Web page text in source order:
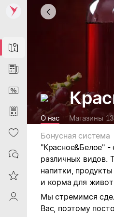
Map
News
DiscountCard
Purchases
Heart
Contacts
Reviews
ProfileSaby
О нас Магазины
Бонусная система
"Красное&Белое"
различных видов.
напитки,
и корма для
Мы стремимся
Вас, поэтому